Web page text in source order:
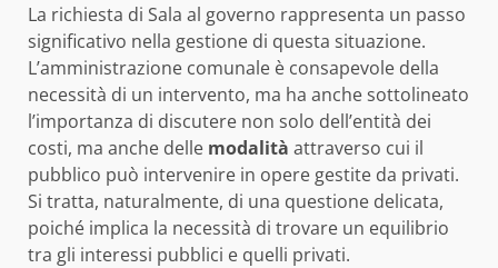
La richiesta di Sala al governo rappresenta un passo
significativo nella gestione di questa situazione.
L’amministrazione comunale è consapevole della
necessità di un intervento, ma ha anche sottolineato
l’importanza di discutere non solo dell’entità dei
costi, ma anche delle modalità attraverso cui il
pubblico può intervenire in opere gestite da privati.
Si tratta, naturalmente, di una questione delicata,
poiché implica la necessità di trovare un equilibrio
tra gli interessi pubblici e quelli privati.